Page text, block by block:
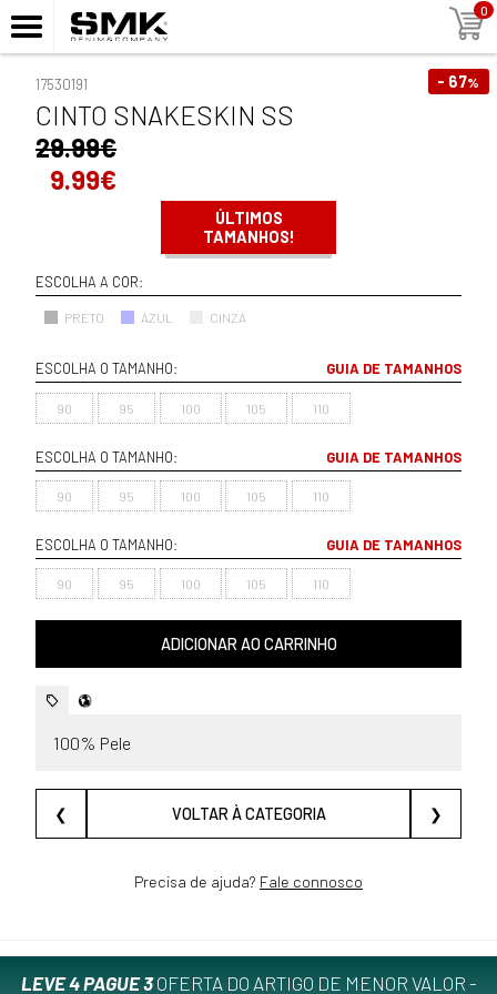
0
- 67%
17530191
CINTO SNAKESKIN SS
29.99€
9.99€
ÚLTIMOS
TAMANHOS!
ESCOLHA A COR:
PRETO AZUL CINZA
ESCOLHA O TAMANHO: GUIA DE TAMANHOS
90 95 100 105 110
ESCOLHA O TAMANHO: GUIA DE TAMANHOS
90 95 100 105 110
ESCOLHA O TAMANHO: GUIA DE TAMANHOS
90 95 100 105 110
ADICIONAR AO CARRINHO
100% Pele
❮ VOLTAR À CATEGORIA ❯
Precisa de ajuda? Fale connosco
LEVE 4 PAGUE 3OFERTA DO ARTIGO DE MENOR VALOR -